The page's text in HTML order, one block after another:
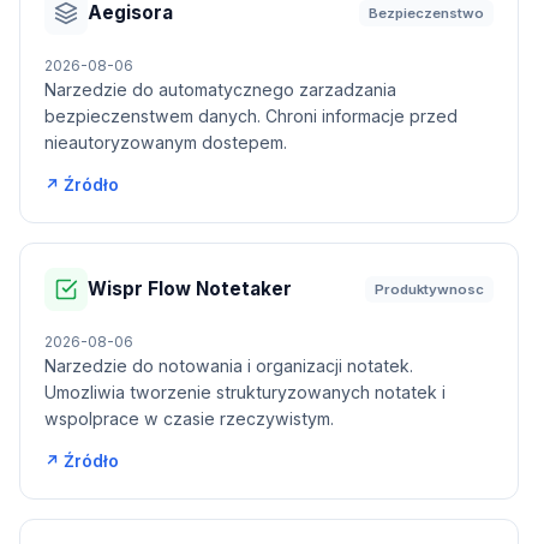
Aegisora Bezpieczenstwo
2026-08-06
Narzedzie do automatycznego zarzadzania
bezpieczenstwem danych. Chroni informacje przed
nieautoryzowanym dostepem.
↗ Źródło
Wispr Flow Notetaker Produktywnosc
2026-08-06
Narzedzie do notowania i organizacji notatek.
Umozliwia tworzenie strukturyzowanych notatek i
wspolprace w czasie rzeczywistym.
↗ Źródło